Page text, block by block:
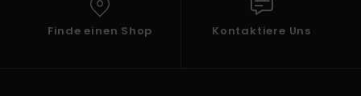
Finde einen Shop Kontaktiere Uns